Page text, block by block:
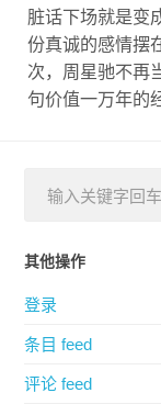
脏话下场就是变
份真诚的感情摆
次，周星驰不再
句价值一万年的
其他操作
登录
条目 feed
评论 feed